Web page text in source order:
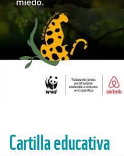
Cartilla educativa